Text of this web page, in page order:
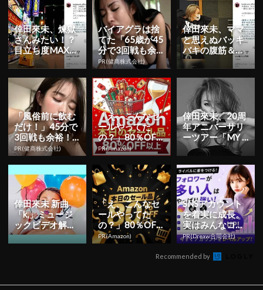
倖田來未、煉獄
さんみたい！？
目立ち度MAXな
私服で秋葉原に
降臨
バイアグラは捨
てた「65歳が45
分で3回戦も余
裕」980円で朝
まで絶好調！
PR(健商株式会社)
倖田來未、ママ
と思えぬバッキ
バキの腹筋＆美
くびれ公開に称
賛の嵐！
「風俗前に飲む
だけ！」45分で
3回戦も余裕！1
日31円で朝まで
絶好調
PR(健商株式会社)
「え、こんなセ
ールやってた
の？」80％OFF
以上が続々登
場！Amazonの本
気が...
PR(Amazon)
倖田來未、20周
年アニバーサリ
ーツアー「MY N
AME IS…」開催
決定！
倖田來未 新曲
「k,」ミュージ
ックビデオ解
禁！ガムボール
ダンスやバルー
「え、こんなセ
ールやってた
の？」80％OFF
以上が続々登
場！Amazonの本
PR(Amazon)
SNSアカウント
を着実に成長。
実はみんなココ
使ってます。
PR(Dreaw合同会社)
Recommended by